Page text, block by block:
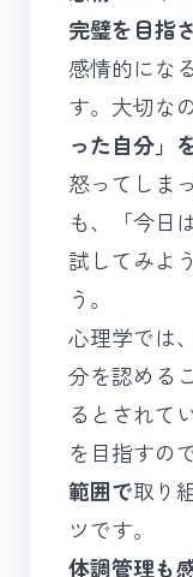
完璧を目指
感情的にな
す。大切なの
った自分」
怒ってしま
も、「今日
試してみよ
う。
心理学では、
分を認める
るとされて
を目指すの
範囲で取り
ツです。
体調管理も